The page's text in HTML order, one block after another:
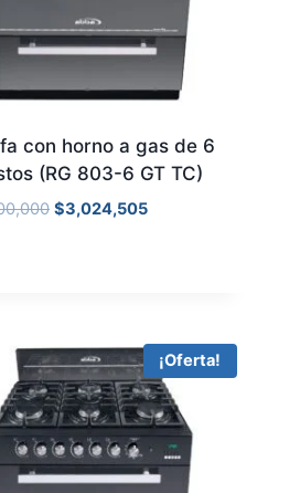
con horno a gas de 6
(RG 803-6 GT TC)
$3,024,505
¡Oferta!